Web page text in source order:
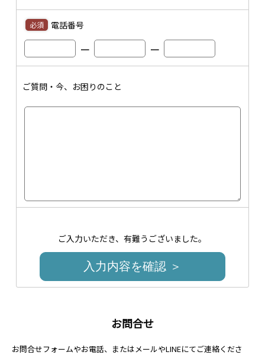
必須 電話番号
ー ー
ご質問・今、お困りのこと
ご入力いただき、有難うございました。
入力内容を確認 ＞
お問合せ
お問合せフォームやお電話、またはメールやLINEにてご連絡くださ